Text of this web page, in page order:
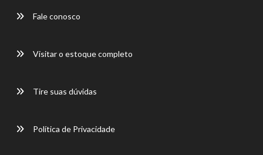
Fale conosco
Visitar o estoque completo
Tire suas dúvidas
Política de Privacidade